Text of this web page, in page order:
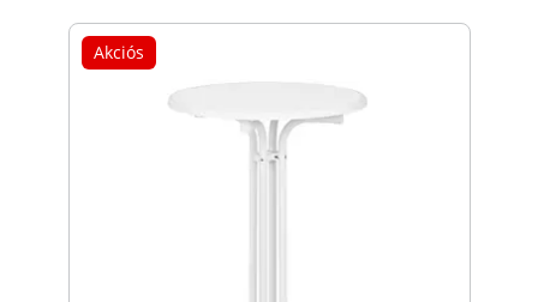
Akciós